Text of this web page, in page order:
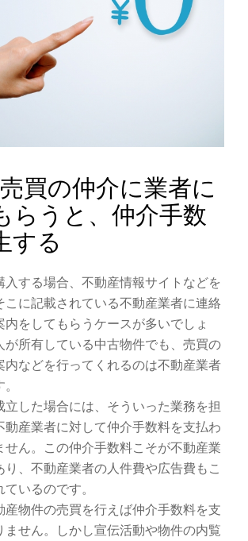
買の仲介に業者に
らうと、仲介手数
する
入する場合、不動産情報サイトなどを
こに記載されている不動産業者に連絡
内をしてもらうケースが多いでしょ
が所有している中古物件でも、売買の
内などを行ってくれるのは不動産業者
立した場合には、そういった業務を担
動産業者に対して仲介手数料を支払わ
せん。この仲介手数料こそが不動産業
、不動産業者の人件費や広告費もこ
いるのです。
産物件の売買を行えば仲介手数料を支
ません。しかし宣伝活動や物件の内覧